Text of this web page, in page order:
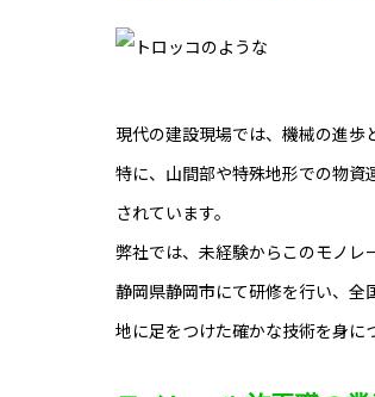
現代の建設現場では、機械の進歩
特に、山間部や特殊地形での物資
されています。
弊社では、未経験からこのモノレ
静岡県静岡市にて研修を行い、全
地に足をつけた確かな技術を身に